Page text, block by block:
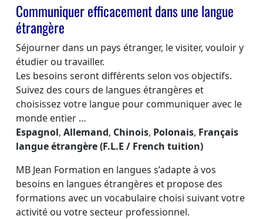
Communiquer efficacement dans une langue
étrangère
Séjourner dans un pays étranger, le visiter, vouloir y
étudier ou travailler.
Les besoins seront différents selon vos objectifs.
Suivez des cours de langues étrangères et
choisissez votre langue pour communiquer avec le
monde entier …
Espagnol, Allemand, Chinois, Polonais, Français
langue étrangère (F.L.E / French tuition)
MB Jean Formation en langues s’adapte à vos
besoins en langues étrangères et propose des
formations avec un vocabulaire choisi suivant votre
activité ou votre secteur professionnel.